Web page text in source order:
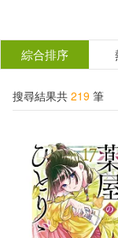
結
分類 (單選)
所有商品(219)
雜誌(117)
綜合排序
搜尋結果共 219 筆